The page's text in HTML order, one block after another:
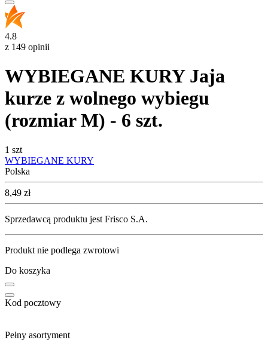
4.8
z 149 opinii
WYBIEGANE KURY Jaja
kurze z wolnego wybiegu
(rozmiar M) - 6 szt.
1 szt
WYBIEGANE KURY
Polska
Cena
8,49 zł
Sprzedawcą produktu jest Frisco S.A.
Produkt nie podlega zwrotowi
Do koszyka
Kod pocztowy
Pełny asortyment